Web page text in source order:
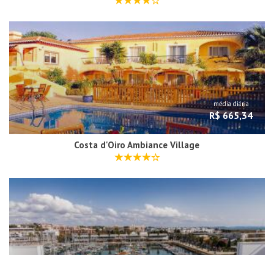
média diária
R$ 665,34
Costa d'Oiro Ambiance Village